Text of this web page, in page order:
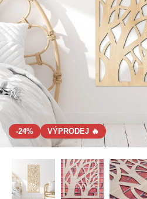
-24% VÝPRODEJ 🔥